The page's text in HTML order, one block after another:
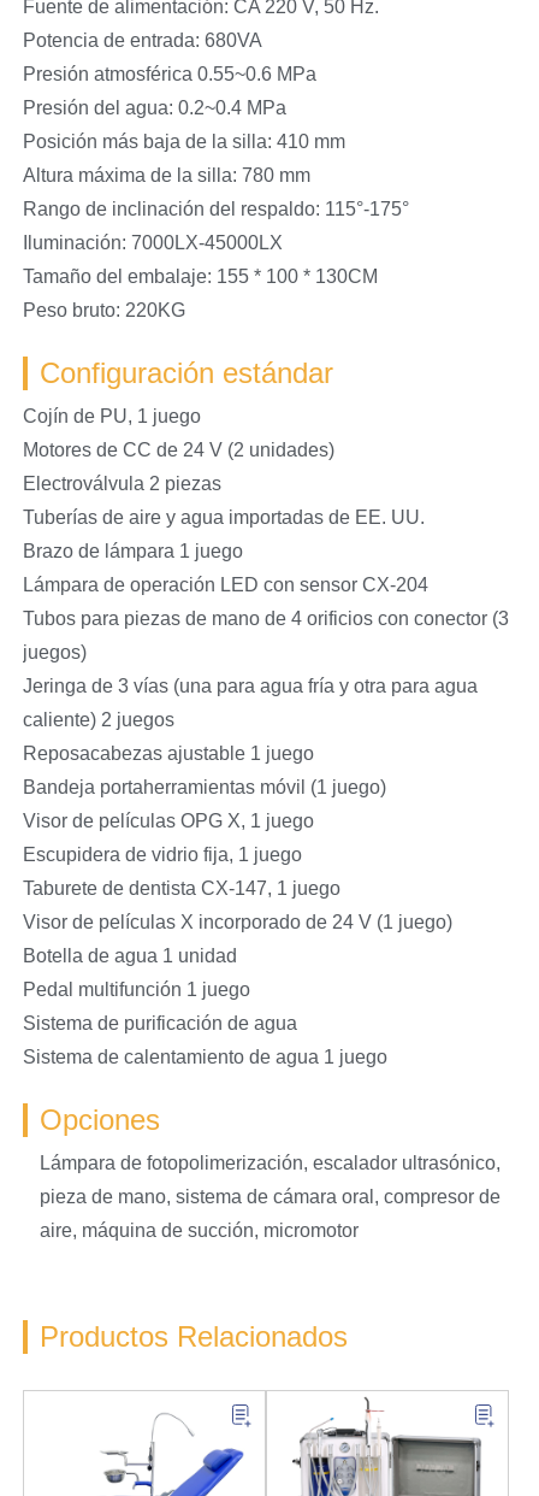
Fuente de alimentación: CA 220 V, 50 Hz.
Potencia de entrada: 680VA
Presión atmosférica 0.55~0.6 MPa
Presión del agua: 0.2~0.4 MPa
Posición más baja de la silla: 410 mm
Altura máxima de la silla: 780 mm
Rango de inclinación del respaldo: 115°-175°
Iluminación: 7000LX-45000LX
Tamaño del embalaje: 155 * 100 * 130CM
Peso bruto: 220KG
Configuración estándar
Cojín de PU, 1 juego
Motores de CC de 24 V (2 unidades)
Electroválvula 2 piezas
Tuberías de aire y agua importadas de EE. UU.
Brazo de lámpara 1 juego
Lámpara de operación LED con sensor CX-204
Tubos para piezas de mano de 4 orificios con conector (3
juegos)
Jeringa de 3 vías (una para agua fría y otra para agua
caliente) 2 juegos
Reposacabezas ajustable 1 juego
Bandeja portaherramientas móvil (1 juego)
Visor de películas OPG X, 1 juego
Escupidera de vidrio fija, 1 juego
Taburete de dentista CX-147, 1 juego
Visor de películas X incorporado de 24 V (1 juego)
Botella de agua 1 unidad
Pedal multifunción 1 juego
Sistema de purificación de agua
Sistema de calentamiento de agua 1 juego
Opciones
Lámpara de fotopolimerización, escalador ultrasónico,
pieza de mano, sistema de cámara oral, compresor de
aire, máquina de succión, micromotor
Productos Relacionados